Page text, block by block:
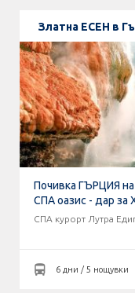
Златна ЕСЕН в
Почивка ГЪРЦИЯ
СПА оазис - дар за
СПА курорт Лутра
6 дни / 5 нощувки